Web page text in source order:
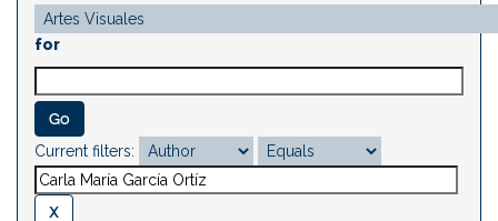
for
Current filters: